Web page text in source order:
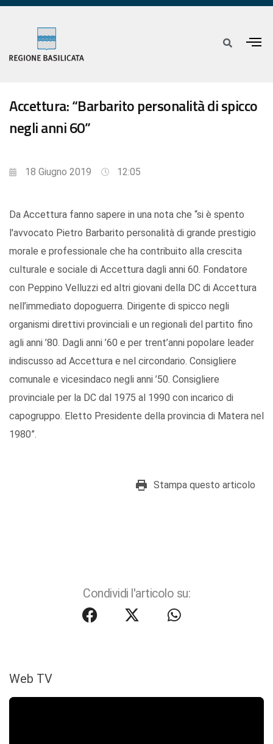
Accettura: “Barbarito personalità di spicco
negli anni 60”
18 Giugno 2019 12:05
Da Accettura fanno sapere in una nota che “si è spento
l'avvocato Pietro Barbarito personalità di grande prestigio
morale e professionale che ha contribuito alla crescita
culturale e sociale di Accettura dagli anni 60. Fondatore
con Peppino Velluzzi ed altri giovani della DC di Accettura
nell’immediato dopoguerra. Dirigente di spicco negli
organismi direttivi provinciali e un regionali del partito fino
agli anni ’80. Dagli anni ’60 e per trent’anni popolare leader
indiscusso ad Accettura e nel circondario. Consigliere
comunale e vicesindaco negli anni ’50. Consigliere
provinciale per la DC dal 1975 al 1990 con incarico di
capogruppo. Eletto Presidente della provincia di Matera nel
1980”.
Stampa questo articolo
Condividi l'articolo su:
Web TV